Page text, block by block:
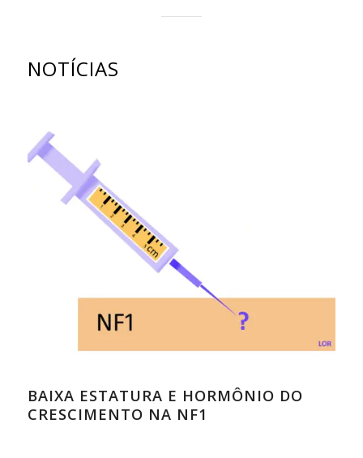
NOTÍCIAS
BAIXA ESTATURA E HORMÔNIO DO
CRESCIMENTO NA NF1